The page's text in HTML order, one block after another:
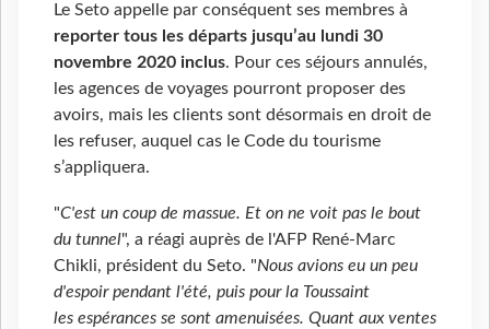
Le Seto appelle par conséquent ses membres à
reporter tous les départs jusqu’au lundi 30
novembre 2020 inclus. Pour ces séjours annulés,
les agences de voyages pourront proposer des
avoirs, mais les clients sont désormais en droit de
les refuser, auquel cas le Code du tourisme
s’appliquera.
"C'est un coup de massue. Et on ne voit pas le bout
du tunnel", a réagi auprès de l'AFP René-Marc
Chikli, président du Seto. "Nous avions eu un peu
d'espoir pendant l'été, puis pour la Toussaint
les espérances se sont amenuisées. Quant aux ventes